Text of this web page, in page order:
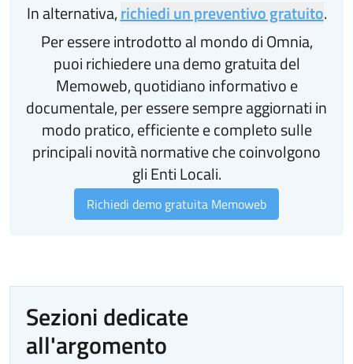
In alternativa,richiedi un preventivo gratuito.
Per essere introdotto al mondo di Omnia,
puoi richiedere una demo gratuita del
Memoweb, quotidiano informativo e
documentale, per essere sempre aggiornati in
modo pratico, efficiente e completo sulle
principali novità normative che coinvolgono
gli Enti Locali.
Richiedi demo gratuita Memoweb
Sezioni dedicate
all'argomento